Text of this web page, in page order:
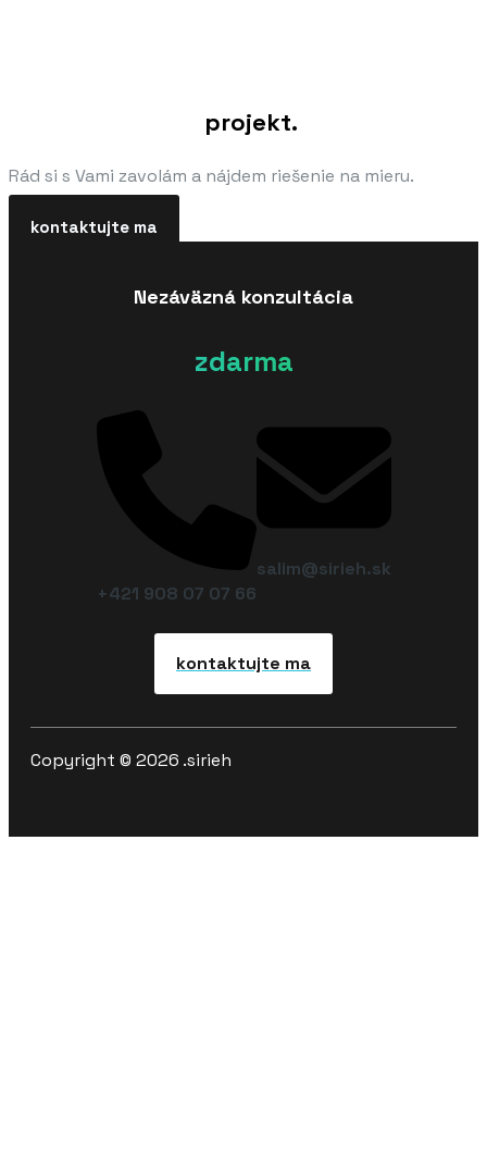
projekt.
Rád si s Vami zavolám a nájdem riešenie na mieru.
kontaktujte ma
Nezáväzná konzultácia
zdarma
+421 908 07 07 66
salim@sirieh.sk
kontaktujte ma
Copyright © 2026 .sirieh